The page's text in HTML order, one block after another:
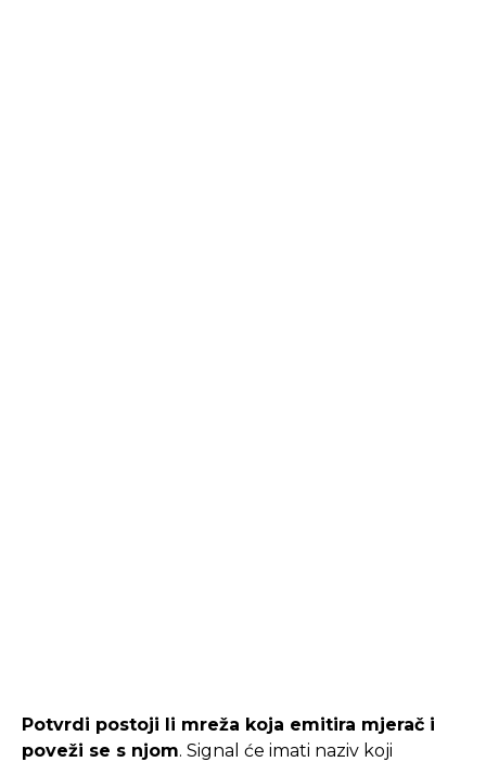
Potvrdi postoji li mreža koja emitira mjerač i
poveži se s njom. Signal će imati naziv koji